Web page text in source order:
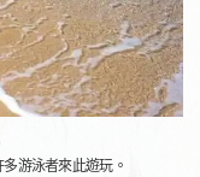
游泳者來此遊玩。